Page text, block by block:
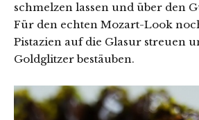
schmelzen lassen und über den
Für den echten Mozart-Look
Pistazien auf die Glasur streuen
Goldglitzer bestäuben.